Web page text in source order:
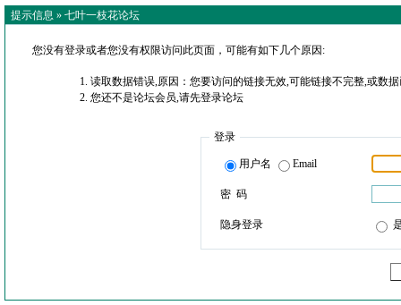
提示信息 » 七叶一枝花论坛
您没有登录或者您没有权限访问此页面，可能有如下几个原因:
读取数据错误,原因：您要访问的链接无效,可能链接不完整,或数
您还不是论坛会员,请先登录论坛
登录
用户名 Email
密 码
隐身登录